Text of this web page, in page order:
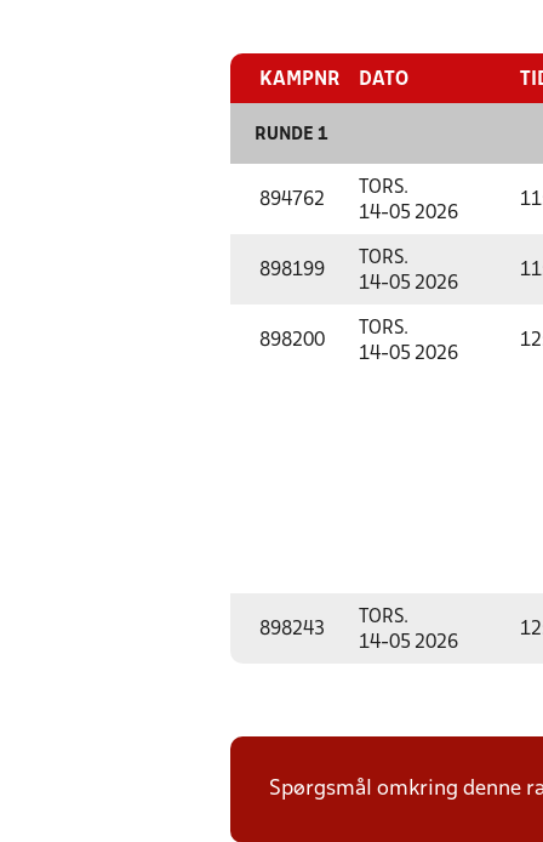
KAMPNR DATO
RUNDE 1
894762
TORS.
14-05 2026
898199
TORS.
14-05 2026
898200
TORS.
14-05 2026
898243
TORS.
14-05 2026
Spørgsmål omkring denne